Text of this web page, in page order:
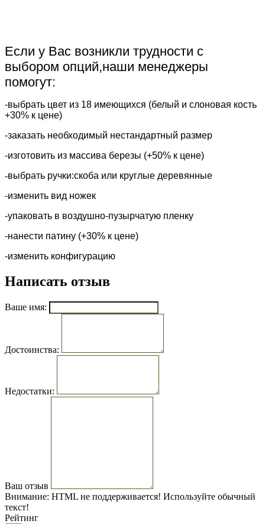
Если у Вас возникли трудности с
выбором опций,наши менеджеры
помогут:
-выбрать цвет из 18 имеющихся (белый и слоновая кость
+30% к цене)
-заказать необходимый нестандартный размер
-изготовить из массива березы (+50% к цене)
-выбрать ручки:скоба или круглые деревянные
​-изменить вид ножек
-упаковать в воздушно-пузырчатую пленку
-нанести патину (+30% к цене)
-изменить конфигурацию
Написать отзыв
Ваше имя:
Достоинства:
Недостатки:
Ваш отзыв
Внимание: HTML не поддерживается! Используйте обычный
текст!
Рейтинг